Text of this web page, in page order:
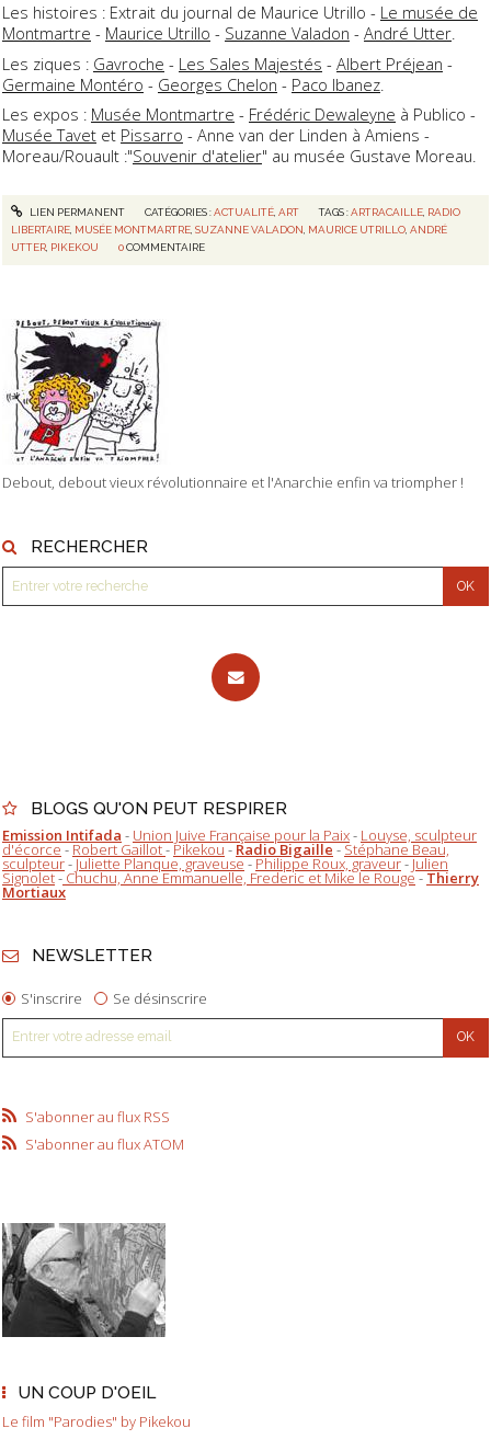
Debout, debout vieux révolutionnaire et l'Anarchie enfin va triompher !
RECHERCHER
BLOGS QU'ON PEUT RESPIRER
Emission Intifada - Union Juive Française pour la Paix- Louyse, sculpteur
d'écorce-Robert Gaillot-Pikekou-Radio Bigaille-Stéphane Beau,
sculpteur-Juliette Planque, graveuse-Philippe Roux, graveur-Julien
Signolet-Chuchu, Anne Emmanuelle, Frederic et Mike le Rouge-Thierry
Mortiaux
NEWSLETTER
S'inscrire Se désinscrire
S'abonner au flux RSS
S'abonner au flux ATOM
Les histoires : Extrait du journal de Maurice Utrillo - Le musée de
Montmartre - Maurice Utrillo - Suzanne Valadon - André Utter.
Les ziques : Gavroche - Les Sales Majestés - Albert Préjean -
Germaine Montéro - Georges Chelon - Paco Ibanez
Les expos : Musée Montmartre - Frédéric Dewaleyne à Publico -
Musée Tavet et Pissarro - Anne van der Linden à Amiens -
Moreau/Rouault :"Souvenir d'atelier" au musée Gustave Moreau.
LIEN PERMANENT CATÉGORIES :ACTUALITÉ, ART TAGS :ARTRACAILLE RADIO
LIBERTAIRE MUSÉE MONTMARTRE ,SUZANNE VALADON MAURICE UTRILLO ,ANDRÉ
UTTER PIKEKOU 0 COMMENTAIRE
UN COUP D'OEIL
Le film "Parodies" by Pikekou